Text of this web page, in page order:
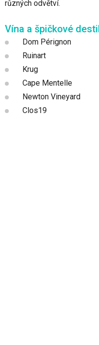
různých odvětví.
Vína a špičkové
Dom Pérignon
Ruinart
Krug
Cape Mentelle
Newton Vineyard
Clos19